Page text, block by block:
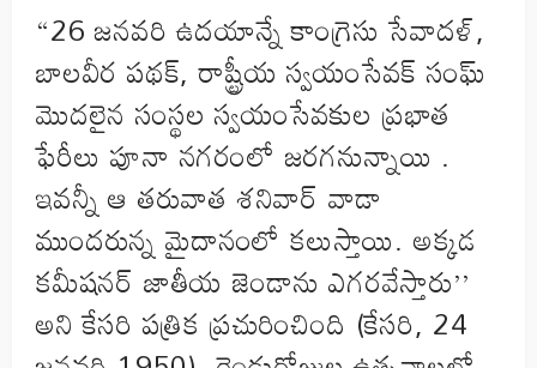
“26 జనవరి ఉదయాన్నే కాంగ్రెసు సేవాదళ్,
బాలవీర పథక్, రాష్ట్రీయ స్వయంసేవక్ సంఘ్
మొదలైన సంస్థల స్వయంసేవకుల ప్రభాత
ఫేరీలు పూనా నగరంలో జరగనున్నాయి .
ఇవన్నీ ఆ తరువాత శనివార్ వాడా
ముందరున్న మైదానంలో కలుస్తాయి. అక్కడ
కమీషనర్ జాతీయ జెండాను ఎగరవేస్తారు’’
అని కేసరి పత్రిక ప్రచురించింది (కేసరి, 24